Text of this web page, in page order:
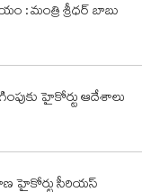
: మంత్రి శ్రీధర్ బాబు
హైకోర్టు ఆదేశాలు
హైకోర్టు సీరియస్